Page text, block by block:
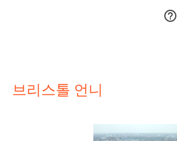

브리스톨 언니